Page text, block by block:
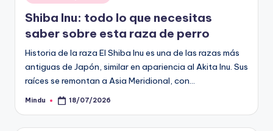
en
Shiba Inu: todo lo que necesitas
saber sobre esta raza de perro
Historia de la raza El Shiba Inu es una de las razas más
antiguas de Japón, similar en apariencia al Akita Inu. Sus
raíces se remontan a Asia Meridional, con…
Publicado
Mindu 18/07/2026